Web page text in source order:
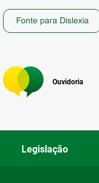
Fonte para Dislexia
Ouvidoria
Legislação